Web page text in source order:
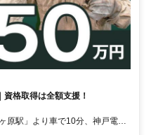
格取得は全額支援！
原駅」より車で10分、神戸電鉄